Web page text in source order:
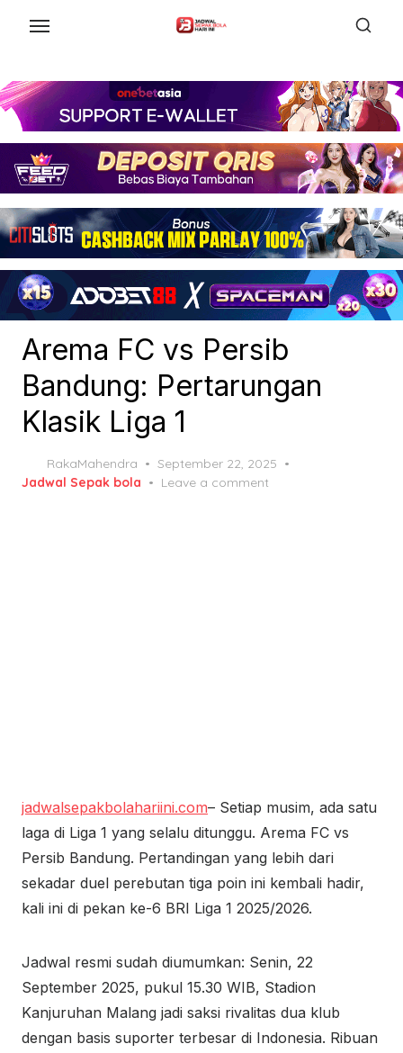
content
Arema FC vs Persib
Bandung: Pertarungan
Klasik Liga 1
RakaMahendra
Posted
on
September 22, 2025
Jadwal Sepak bola
Leave a comment
jadwalsepakbolahariini.com– Setiap musim, ada satu
laga di Liga 1 yang selalu ditunggu. Arema FC vs
Persib Bandung. Pertandingan yang lebih dari
sekadar duel perebutan tiga poin ini kembali hadir,
kali ini di pekan ke-6 BRI Liga 1 2025/2026.
Jadwal resmi sudah diumumkan: Senin, 22
September 2025, pukul 15.30 WIB, Stadion
Kanjuruhan Malang jadi saksi rivalitas dua klub
dengan basis suporter terbesar di Indonesia. Ribuan